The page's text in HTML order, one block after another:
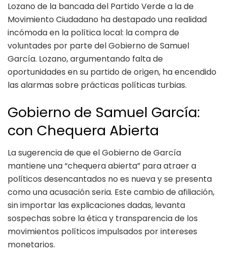
Lozano de la bancada del Partido Verde a la de
Movimiento Ciudadano ha destapado una realidad
incómoda en la política local: la compra de
voluntades por parte del Gobierno de Samuel
García. Lozano, argumentando falta de
oportunidades en su partido de origen, ha encendido
las alarmas sobre prácticas políticas turbias.
Gobierno de Samuel García:
con Chequera Abierta
La sugerencia de que el Gobierno de García
mantiene una “chequera abierta” para atraer a
políticos desencantados no es nueva y se presenta
como una acusación seria. Este cambio de afiliación,
sin importar las explicaciones dadas, levanta
sospechas sobre la ética y transparencia de los
movimientos políticos impulsados por intereses
monetarios.